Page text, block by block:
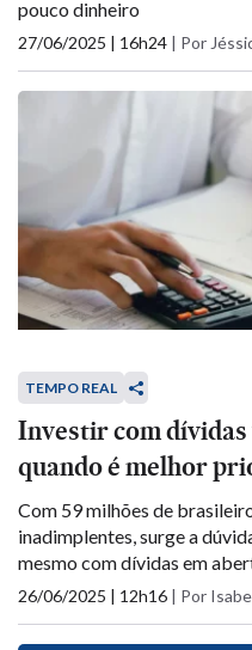
pouco dinheiro
27/06/2025 | 16h24 | Por
TEMPO REAL
Investir com dívidas
quando é melhor
Com 59 milhões de
inadimplentes, surge a
mesmo com dívidas em
26/06/2025 | 12h16 | Por